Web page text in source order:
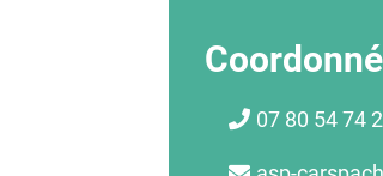
07 80 54 74